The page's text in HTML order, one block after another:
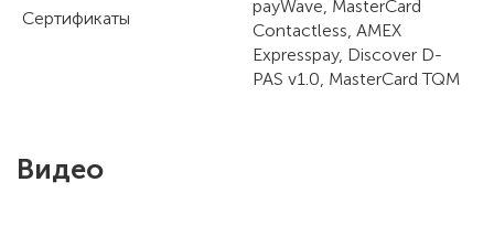
Сертификаты
payWave, MasterCard
Contactless, AMEX
Expresspay, Discover D-
PAS v1.0, MasterCard TQM
Видео